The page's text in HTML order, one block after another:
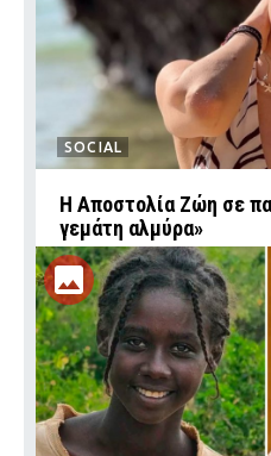
SOCIAL
Η Αποστολία Ζώη σε
γεμάτη αλμύρα»